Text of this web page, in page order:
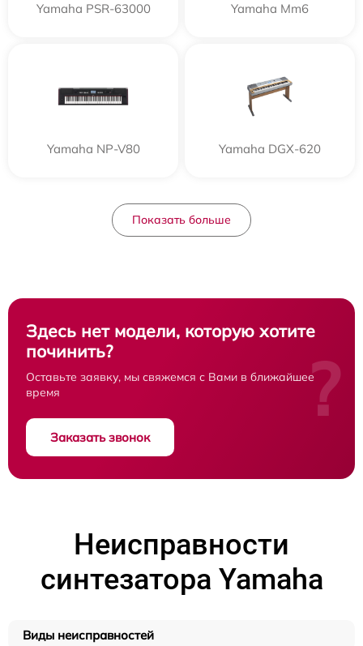
Yamaha PSR-63000 Yamaha Mm6
Yamaha NP-V80 Yamaha DGX-620
Показать больше
Здесь нет модели, которую хотите
починить?
Оставьте заявку, мы свяжемся с Вами в ближайшее
время
Заказать звонок
?
Неисправности
синтезатора Yamaha
Виды неисправностей